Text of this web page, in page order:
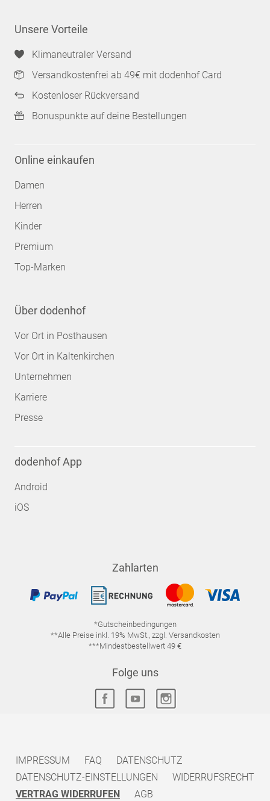
Unsere Vorteile
Klimaneutraler Versand
Versandkostenfrei ab 49€ mit dodenhof Card
Kostenloser Rückversand
Bonuspunkte auf deine Bestellungen
Online einkaufen
Damen
Herren
Kinder
Premium
Top-Marken
Über dodenhof
Vor Ort in Posthausen
Vor Ort in Kaltenkirchen
Unternehmen
Karriere
Presse
dodenhof App
Android
iOS
Zahlarten
*Gutscheinbedingungen
**Alle Preise inkl. 19% MwSt., zzgl. Versandkosten
***Mindestbestellwert 49 €
Folge uns
IMPRESSUM FAQ
DATENSCHUTZ
DATENSCHUTZ-EINSTELLUNGEN
WIDERRUFSRECHT
VERTRAG WIDERRUFEN
AGB